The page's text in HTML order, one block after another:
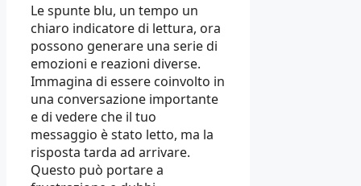
Le spunte blu, un tempo un
chiaro indicatore di lettura, ora
possono generare una serie di
emozioni e reazioni diverse.
Immagina di essere coinvolto in
una conversazione importante
e di vedere che il tuo
messaggio è stato letto, ma la
risposta tarda ad arrivare.
Questo può portare a